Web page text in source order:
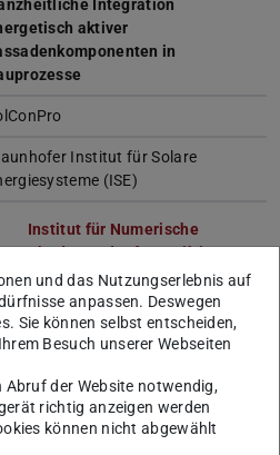
Integration
aktiver
in
Institut für Solare
(ISE)
Institut für Numerische
Methoden und Informatik im
Bauwesen,
Prof. Dr.-Ing. Uwe
Rüppel
Fraunhofer Institut für Solare
Energiesysteme (ISE)
Ed. Züblin AG
2015 – März 2018
und das Nutzungserlebnis auf
anpassen. Deswegen
Sie können selbst entscheiden,
Besuch unserer Webseiten
Abruf der Website notwendig,
richtig anzeigen werden
können nicht abgewählt